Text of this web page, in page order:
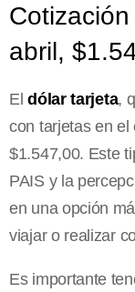
abril,
Eldólar tarjeta,
con tarjetas en el
$1.547,00. Este
PAIS y la
en una opción
viajar o realizar
Es importante